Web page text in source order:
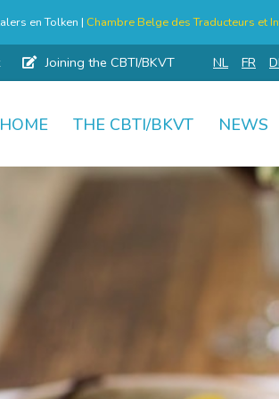
en Tolken | Chambre Belge des Traducteurs et
Joining the CBTI/BKVT NL FR
HOME THE CBTI/BKVT NEWS